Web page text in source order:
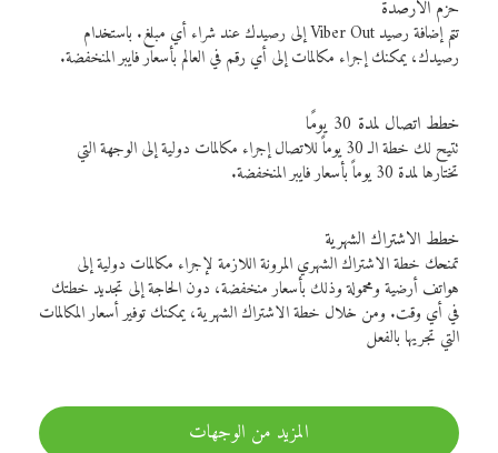
حزم الأرصدة
تتم إضافة رصيد Viber Out إلى رصيدك عند شراء أي مبلغ. باستخدام
رصيدك، يمكنك إجراء مكالمات إلى أي رقم في العالم بأسعار فايبر المنخفضة.
خطط اتصال لمدة 30 يومًا
تتيح لك خطة الـ 30 يوماً للاتصال إجراء مكالمات دولية إلى الوجهة التي
تختارها لمدة 30 يوماً بأسعار فايبر المنخفضة.
خطط الاشتراك الشهرية
تمنحك خطة الاشتراك الشهري المرونة اللازمة لإجراء مكالمات دولية إلى
هواتف أرضية ومحمولة وذلك بأسعار منخفضة، دون الحاجة إلى تجديد خطتك
في أي وقت. ومن خلال خطة الاشتراك الشهرية، يمكنك توفير أسعار المكالمات
التي تجريها بالفعل
المزيد من الوجهات